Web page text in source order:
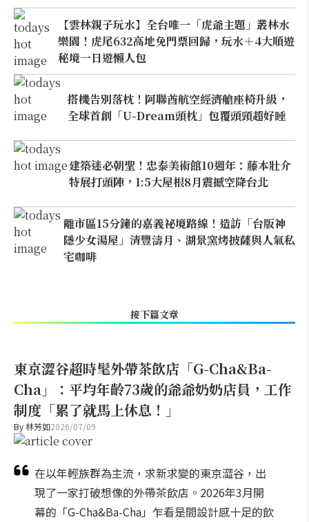
【雲林親子玩水】全台唯一「虎爺主題」叢林水
樂園！虎尾632高地免門票回歸，玩水＋4大順遊
秘境一日遊懶人包
搭機告別落枕！阿聯酋航空經濟艙座椅升級，
全球首創「U-Dream頭枕」包覆頭頸超好睡
建築迷必朝聖！忠泰美術館10週年：藤本壯介
特展打頭陣，1:5大屋根8月震撼空降台北
離市區15分鐘的嘉義祕境路線！造訪「台版神
隱少女湯屋」清豐濤月、湖景窯烤披薩與人氣私
宅咖啡
接下篇文章
東京澀谷超時髦外帶茶飲店「G-Cha&Ba-
Cha」：平均年齡73歲的爺爺奶奶店員，工作
制度「累了就馬上休息！」
By林芳如2026/07/09
在以年輕族群為主流，求新求變的東京澀谷，出
現了一家打破想像的外帶茶飲店。2026年3月開
幕的「G-Cha&Ba-Cha」乍看是間設計感十足的飲